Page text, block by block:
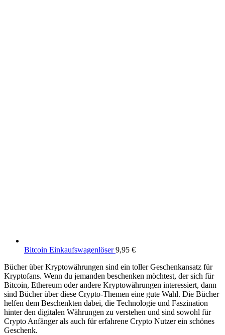
Bitcoin Einkaufswagenlöser9,95 €
Bücher über Kryptowährungen sind ein tollerGeschenkansatz für
Kryptofans. Wenn du jemanden beschenken möchtest, dersich für
Bitcoin, Ethereum oderandere Kryptowährungen interessiert, dann
sind Bücherüberdiese Crypto-Themen eine gute Wahl. Die Bücher
helfen dem Beschenkten dabei, die Technologie und Faszination
hinterden digitalen Währungen zu verstehen und sind sowohl für
Crypto Anfängerals auch fürerfahrene Crypto Nutzerein schönes
Geschenk.